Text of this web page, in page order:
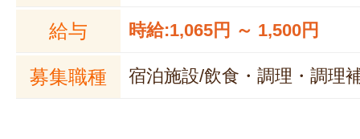
給与 時給:1,065円 ～ 1,500円
募集職種 宿泊施設/飲食・調理・調理